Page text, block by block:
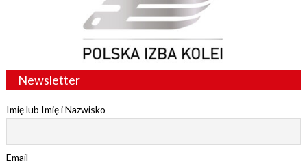
Newsletter
Imię lub Imię i Nazwisko
Email